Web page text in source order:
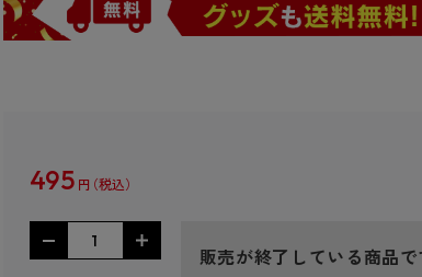
495 円
販売が終了している商品で